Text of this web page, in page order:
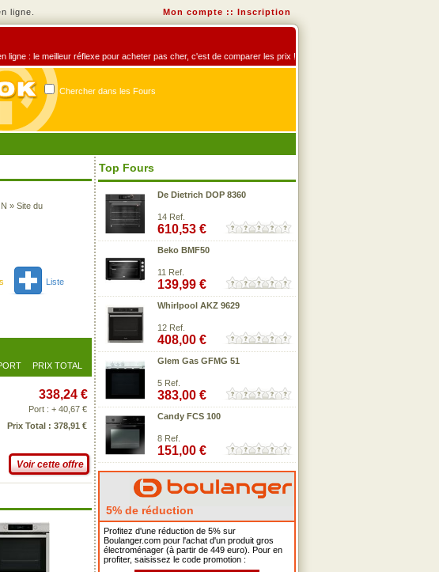
ligne. Mon compte :: Inscription
ligne : le meilleur réflexe pour acheter pas cher, c'est de comparer les prix !
Chercher dans les Fours
» Site du
Liste
PRIX TOTAL
338,24 €
Port : + 40,67 €
Prix Total : 378,91 €
Voir cette offre
Top Fours
De Dietrich DOP 8360
14 Ref.
610,53 €
Beko BMF50
11 Ref.
139,99 €
Whirlpool AKZ 9629
12 Ref.
408,00 €
Glem Gas GFMG 51
5 Ref.
383,00 €
Candy FCS 100
8 Ref.
151,00 €
5% de réduction
Profitez d'une réduction de 5% sur
Boulanger.com pour l'achat d'un produit gros
électroménager (à partir de 449 euro). Pour en
profiter, saisissez le code promotion :